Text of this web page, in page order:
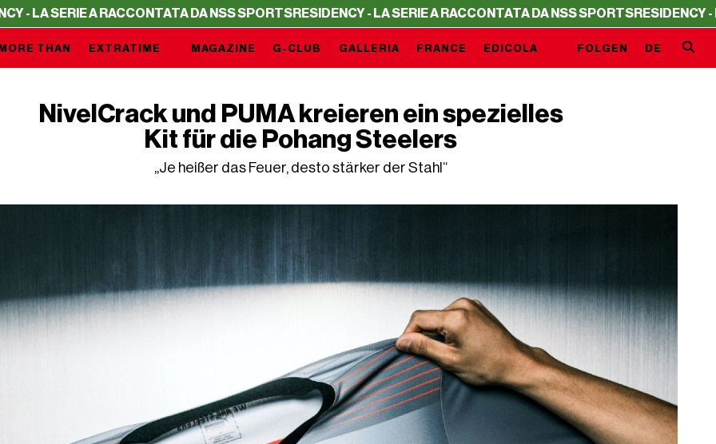
RACCONTATA DA NSS SPORTSRESIDENCY - LA SERIE A RACCONTATA DA NSS SPORTSRESIDENCY - LA SERIE A
EXTRATIME
THAN MAGAZINE G-CLUB GALLERIA FRANCE EDICOLA FOLGEN DE
NivelCrack und PUMA kreieren ein spezielles
Kit für die Pohang Steelers
„Je heißer das Feuer, desto stärker der Stahl“